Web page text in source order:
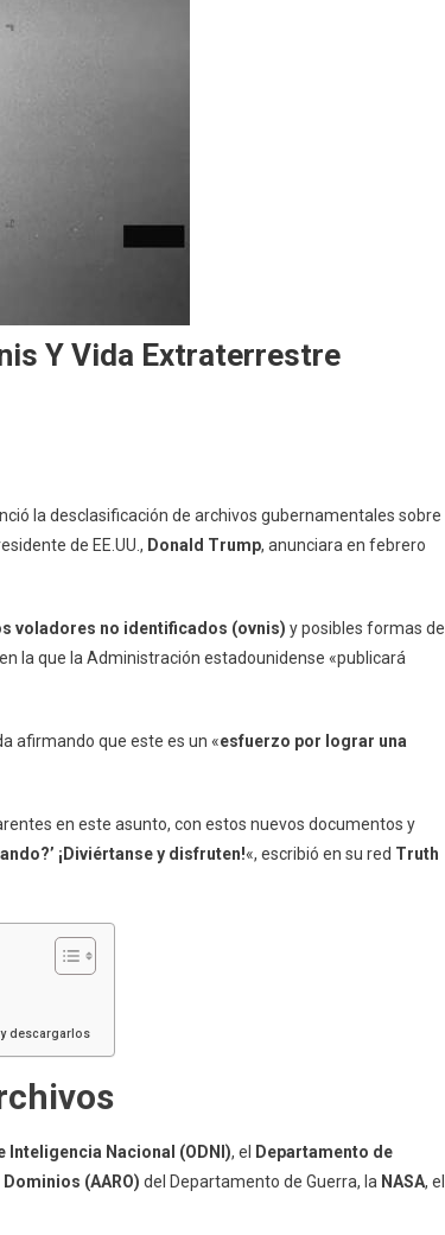
Y Vida Extraterrestre
la desclasificación de archivos gubernamentales sobre
de EE.UU., Donald Trump, anunciara en febrero
voladores no identificados (ovnis) y posibles formas de
en la que la Administración estadounidense «publicará
afirmando que este es un «esfuerzo por lograr una
en este asunto, con estos nuevos documentos y
¡Diviértanse y disfruten!«, escribió en su red Truth
descargarlos
Inteligencia Nacional (ODNI), el
Departamento de
(AARO) del Departamento de Guerra, la NASA, el